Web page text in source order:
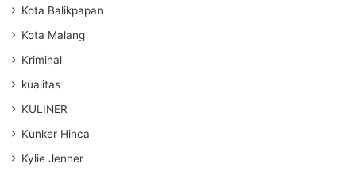
Kota Balikpapan
Kota Malang
Kriminal
kualitas
KULINER
Kunker Hinca
Kylie Jenner